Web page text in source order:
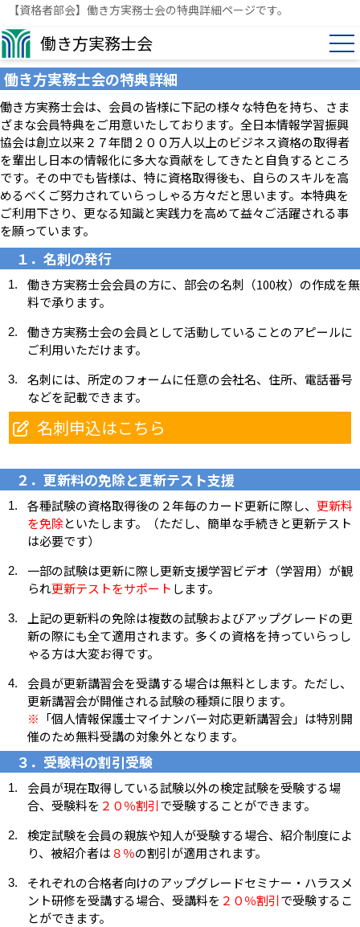
【資格者部会】働き方実務士会の特典詳細ページです。
働き方実務士会
働き方実務士会の特典詳細
働き方実務士会は、会員の皆様に下記の様々な特色を持ち、さま
ざまな会員特典をご用意いたしております。全日本情報学習振興
協会は創立以来２７年間２００万人以上のビジネス資格の取得者
を輩出し日本の情報化に多大な貢献をしてきたと自負するところ
です。その中でも皆様は、特に資格取得後も、自らのスキルを高
めるべくご努力されていらっしゃる方々だと思います。本特典を
ご利用下さり、更なる知識と実践力を高めて益々ご活躍される事
を願っています。
１．名刺の発行
働き方実務士会会員の方に、部会の名刺（100枚）の作成を無
料で承ります。
働き方実務士会の会員として活動していることのアピールに
ご利用いただけます。
名刺には、所定のフォームに任意の会社名、住所、電話番号
などを記載できます。
名刺申込はこちら
２．更新料の免除と更新テスト支援
各種試験の資格取得後の２年毎のカード更新に際し、 更新料
を免除といたします。（ただし、簡単な手続きと更新テスト
は必要です）
一部の試験は更新に際し更新支援学習ビデオ（学習用）が観
られ更新テストをサポート します。
上記の更新料の免除は複数の試験およびアップグレードの更
新の際にも全て適用されます。多くの資格を持っていらっし
ゃる方は大変お得です。
会員が更新講習会を受講する場合は無料とします。ただし、
更新講習会が開催される試験の種類に限ります。
※ 「個人情報保護士マイナンバー対応更新講習会」は特別開
催のため無料受講の対象外となります。
３．受験料の割引受験
会員が現在取得している試験以外の検定試験を受験する場
合、受験料を ２０％割引で受験することができます。
検定試験を会員の親族や知人が受験する場合、紹介制度によ
り、被紹介者は ８％の割引が適用されます。
それぞれの合格者向けのアップグレードセミナー・ハラスメ
ント研修を受講する場合、受講料を ２０％割引で受験するこ
とができます。